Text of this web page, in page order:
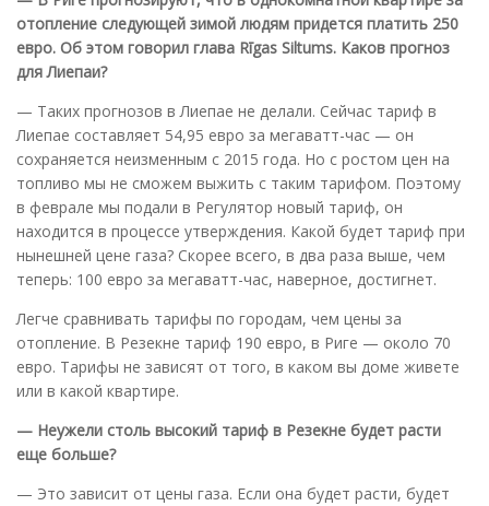
отопление следующей зимой людям придется платить 250
евро. Об этом говорил глава Rīgas Siltums. Каков прогноз
для Лиепаи?
— Таких прогнозов в Лиепае не делали. Сейчас тариф в
Лиепае составляет 54,95 евро за мегаватт-час — он
сохраняется неизменным с 2015 года. Но с ростом цен на
топливо мы не сможем выжить с таким тарифом. Поэтому
в феврале мы подали в Регулятор новый тариф, он
находится в процессе утверждения. Какой будет тариф при
нынешней цене газа? Скорее всего, в два раза выше, чем
теперь: 100 евро за мегаватт-час, наверное, достигнет.
Легче сравнивать тарифы по городам, чем цены за
отопление. В Резекне тариф 190 евро, в Риге — около 70
евро. Тарифы не зависят от того, в каком вы доме живете
или в какой квартире.
— Неужели столь высокий тариф в Резекне будет расти
еще больше?
— Это зависит от цены газа. Если она будет расти, будет